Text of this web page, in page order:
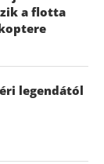
a flotta
legendától